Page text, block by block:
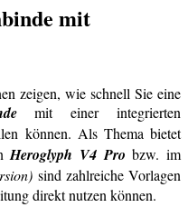
mit
zeigen, wie schnell Sie eine
mit einer integrierten
können. Als Thema bietet
Heroglyph V4 Pro bzw. im
sind zahlreiche Vorlagen
direkt nutzen können.